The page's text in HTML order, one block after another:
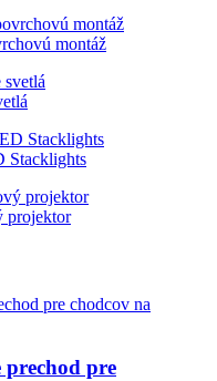
montáž
projektor
prechod pre